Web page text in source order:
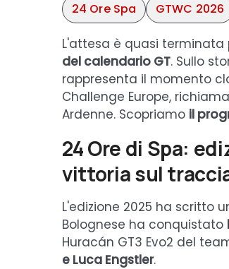
24 Ore Spa
GTWC 2026
L'attesa è quasi terminata
del calendario GT. Sullo
rappresenta il momento
Challenge Europe,
Ardenne. Scopriamo il
24 Ore di Spa:
vittoria sul
L'edizione 2025 ha scritto
Bolognese ha conquistato
Huracán GT3 Evo2 del
e Luca Engstler.